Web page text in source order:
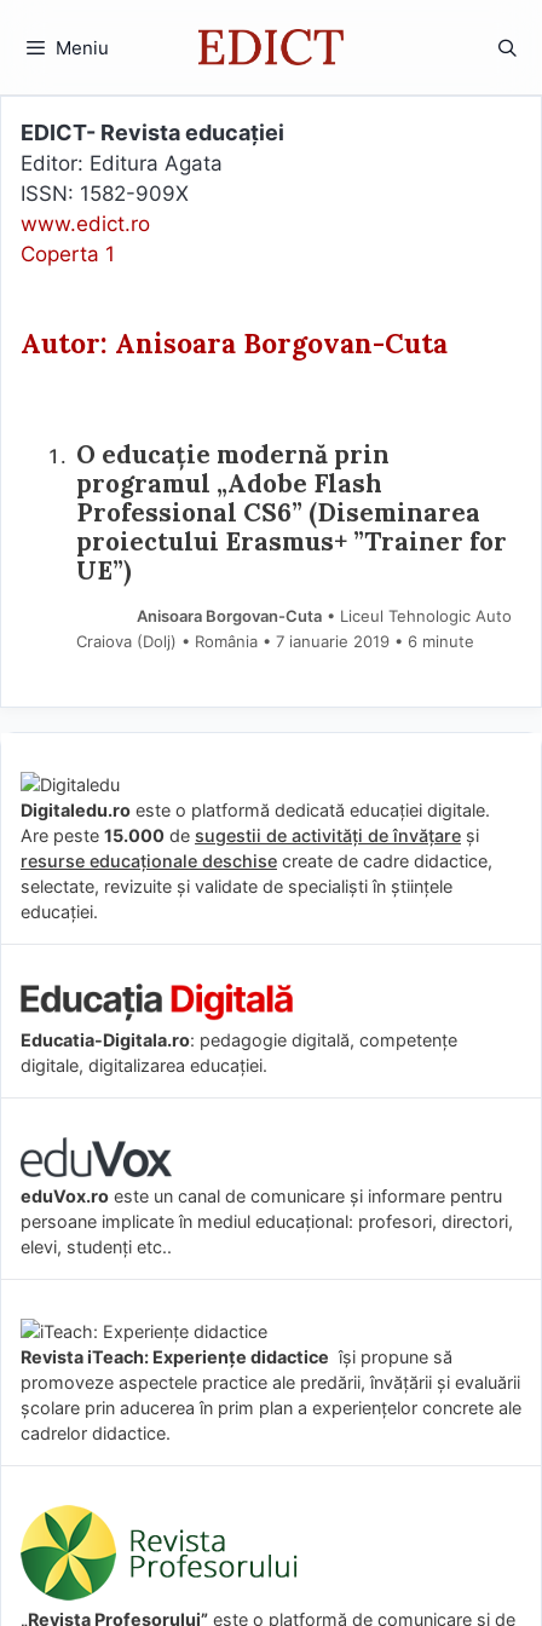
Meniu
EDICT- Revista educației
Editor: Editura Agata
ISSN: 1582-909X
www.edict.ro
Coperta 1
Autor: Anisoara Borgovan-Cuta
O educație modernă prin
programul „Adobe Flash
Professional CS6” (Diseminarea
proiectului Erasmus+ ”Trainer for
UE”)
Anisoara Borgovan-Cuta• Liceul Tehnologic Auto
Craiova (Dolj) • România
7 ianuarie 2019 • 6 minute
Digitaledu.ro este o platformă dedicată educației digitale.
Are peste 15.000 de sugestii de activități de învățare și
resurse educaționale deschise create de cadre didactice,
selectate, revizuite și validate de specialiști în științele
educației.
Educatia-Digitala.ro: pedagogie digitală, competențe
digitale, digitalizarea educației.
eduVox.ro este un canal de comunicare și informare pentru
persoane implicate în mediul educațional: profesori, directori,
elevi, studenți etc..
Revista iTeach: Experienţe didactice îşi propune să
promoveze aspectele practice ale predării, învăţării şi evaluării
şcolare prin aducerea în prim plan a experienţelor concrete ale
cadrelor didactice.
„Revista Profesorului” este o platformă de comunicare și de